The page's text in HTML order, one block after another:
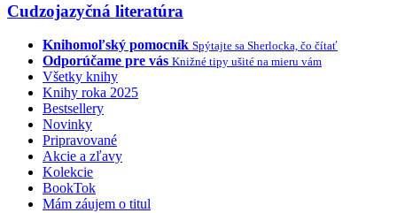
Cudzojazyčná literatúra
Knihomoľský pomocník Spýtajte sa Sherlocka, čo čítať
Odporúčame pre vás Knižné tipy ušité na mieru vám
Všetky knihy
Knihy roka 2025
Bestsellery
Novinky
Pripravované
Akcie a zľavy
Kolekcie
BookTok
Mám záujem o titul